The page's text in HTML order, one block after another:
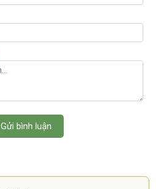
Gửi bình luận